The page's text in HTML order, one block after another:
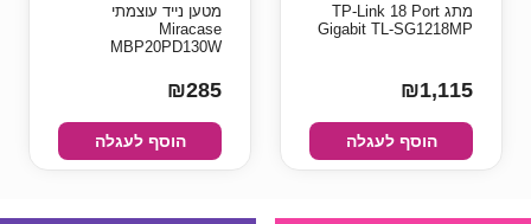
מתג TP-Link 18 Port
Gigabit TL-SG1218MP
₪1,115
הוסף לעגלה
מטען נייד עוצמתי
Miracase
MBP20PD130W
₪285
הוסף לעגלה